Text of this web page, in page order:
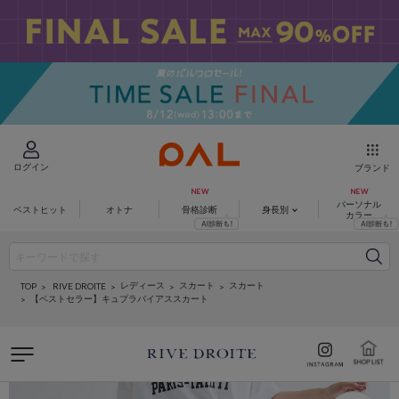
ログイン ブランド
ベストヒット オトナ 骨格診断 身長別
パーソナル
カラー
TOP RIVE DROITE レディース スカート
スカート
【ベストセラー】キュプラバイアススカート